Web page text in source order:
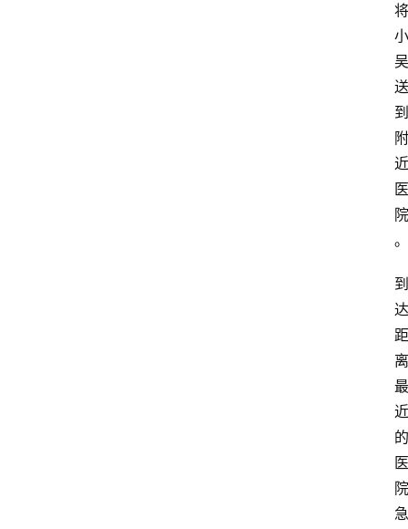
将
小
吴
送
到
附
近
医
院
。
到
达
距
离
最
近
的
医
院
急